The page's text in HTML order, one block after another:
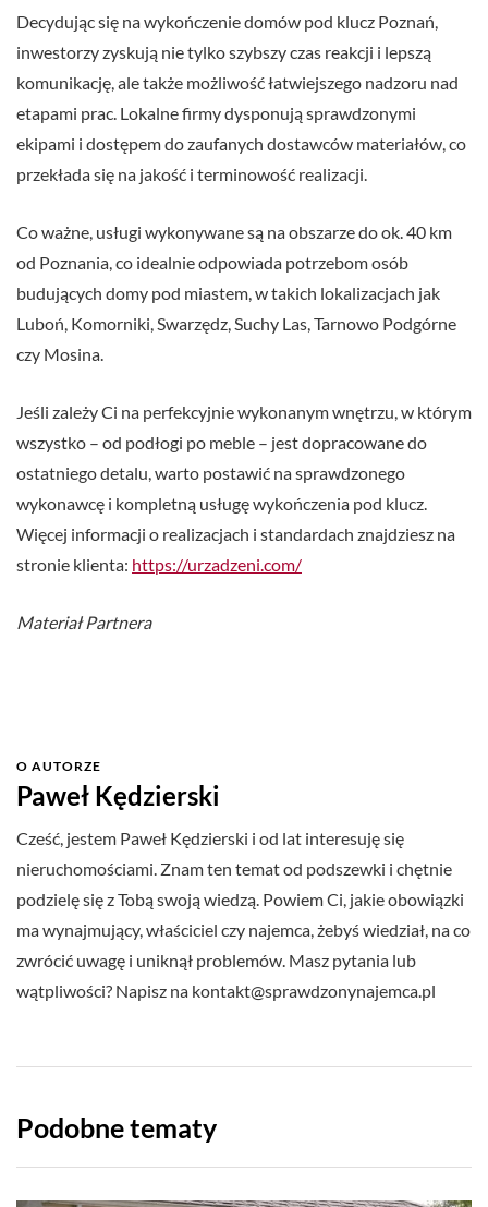
Decydując się na wykończenie domów pod klucz Poznań,
inwestorzy zyskują nie tylko szybszy czas reakcji i lepszą
komunikację, ale także możliwość łatwiejszego nadzoru nad
etapami prac. Lokalne firmy dysponują sprawdzonymi
ekipami i dostępem do zaufanych dostawców materiałów, co
przekłada się na jakość i terminowość realizacji.
Co ważne, usługi wykonywane są na obszarze do ok. 40 km
od Poznania, co idealnie odpowiada potrzebom osób
budujących domy pod miastem, w takich lokalizacjach jak
Luboń, Komorniki, Swarzędz, Suchy Las, Tarnowo Podgórne
czy Mosina.
Jeśli zależy Ci na perfekcyjnie wykonanym wnętrzu, w którym
wszystko – od podłogi po meble – jest dopracowane do
ostatniego detalu, warto postawić na sprawdzonego
wykonawcę i kompletną usługę wykończenia pod klucz.
Więcej informacji o realizacjach i standardach znajdziesz na
stronie klienta: https://urzadzeni.com/
Materiał Partnera
O AUTORZE
Paweł Kędzierski
Cześć, jestem Paweł Kędzierski i od lat interesuję się
nieruchomościami. Znam ten temat od podszewki i chętnie
podzielę się z Tobą swoją wiedzą. Powiem Ci, jakie obowiązki
ma wynajmujący, właściciel czy najemca, żebyś wiedział, na co
zwrócić uwagę i uniknął problemów. Masz pytania lub
wątpliwości? Napisz na kontakt@sprawdzonynajemca.pl
Podobne tematy